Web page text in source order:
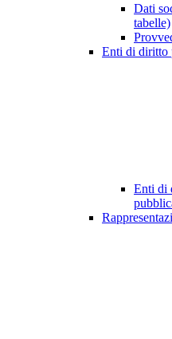
Dati
tabelle)
Enti di diritto
Enti di